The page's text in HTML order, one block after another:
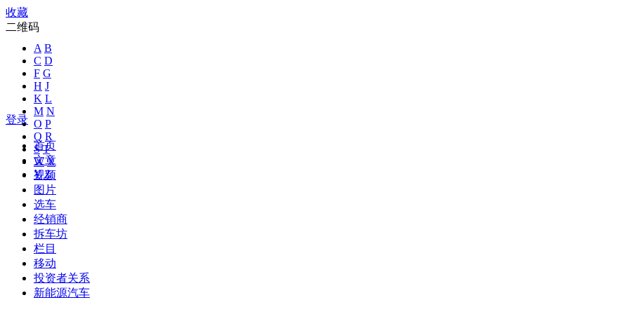
收藏
二维码
登录
首页
文章
视频
图片
选车
经销商
拆车坊
栏目
移动
投资者关系
新能源汽车
A B
C D
F G
H J
K L
M N
O P
Q R
S T
W X
Y Z